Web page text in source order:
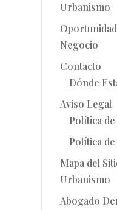
Urbanismo
Negocio
Contacto
Dónde
Aviso Legal
Política
Política
Mapa del
Urbanismo
Abogado